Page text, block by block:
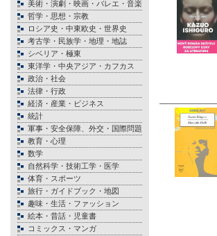
美術・演劇・映画・バレエ・音楽
哲学・思想・宗教
ロシア史・中東欧史・世界史
考古学・民族学・地理・地誌
シベリア・極東
東洋学・中央アジア・カフカス
政治・社会
法律・行政
経済・産業・ビジネス
統計
軍事・安全保障、外交・国際問題
教育・心理
数学
自然科学・技術工学・医学
体育・スポーツ
旅行・ガイドブック・地図
趣味・生活・ファッション
絵本・昔話・児童書
コミックス・マンガ